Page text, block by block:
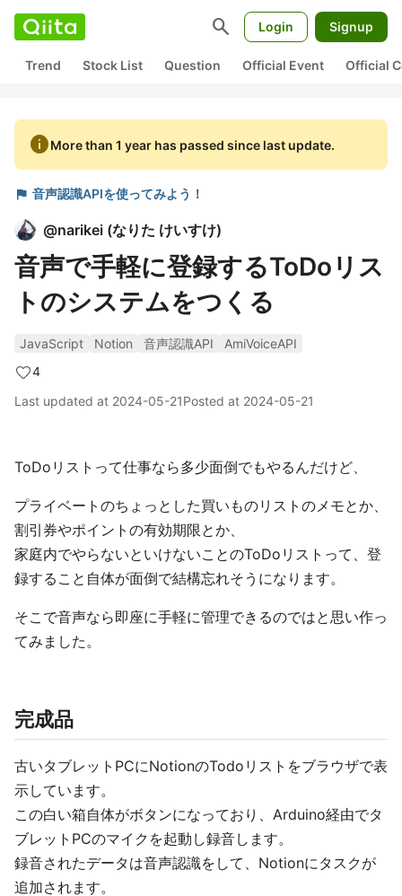
search Login Signup
Trend Stock List Question Official Event Official
infoMore than 1 year has passed since last update.
flag 音声認識APIを使ってみよう！
@narikei (なりた けいすけ)
音声で手軽に登録するToDoリス
トのシステムをつくる
JavaScript Notion 音声認識API
AmiVoiceAPI
4
Last updated at 2024-05-21Posted at 2024-05-21
ToDoリストって仕事なら多少面倒でもやるんだけど、
プライベートのちょっとした買いものリストのメモとか、
割引券やポイントの有効期限とか、
家庭内でやらないといけないことのToDoリストって、登
録すること自体が面倒で結構忘れそうになります。
そこで音声なら即座に手軽に管理できるのではと思い作っ
てみました。
完成品
古いタブレットPCにNotionのTodoリストをブラウザで表
示しています。
この白い箱自体がボタンになっており、Arduino経由でタ
ブレットPCのマイクを起動し録音します。
録音されたデータは音声認識をして、Notionにタスクが
追加されます。